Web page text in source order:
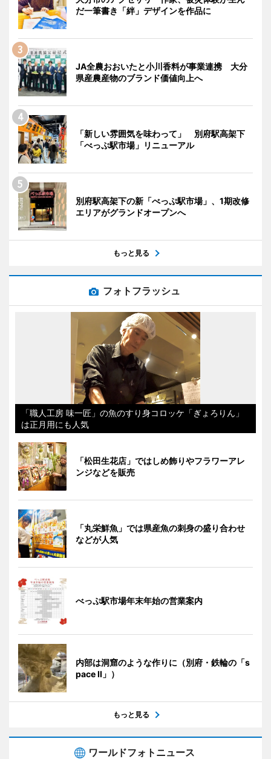
だ一筆書き「絆」デザインを作品に
JA全農おおいたと小川香料が事業連携 大分
県産農産物のブランド価値向上へ
「新しい雰囲気を味わって」 別府駅高架下
「べっぷ駅市場」リニューアル
別府駅高架下の新「べっぷ駅市場」、1期改修
エリアがグランドオープンへ
もっと見る
フォトフラッシュ
「職人工房 味一匠」の魚のすり身コロッケ「ぎょろりん」
は正月用にも人気
「松田生花店」ではしめ飾りやフラワーアレ
ンジなどを販売
「丸栄鮮魚」では県産魚の刺身の盛り合わせ
などが人気
べっぷ駅市場年末年始の営業案内
内部は洞窟のような作りに（別府・鉄輪の「s
pace II」）
もっと見る
ワールドフォトニュース